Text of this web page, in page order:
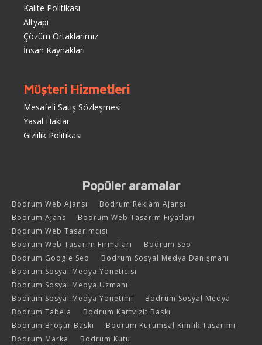
Kalite Politikası
Altyapı
Çözüm Ortaklarımız
İnsan Kaynakları
Müşteri Hizmetleri
Mesafeli Satış Sözleşmesi
Yasal Haklar
Gizlilik Politikası
Popüler aramalar
Bodrum Web Ajansı
Bodrum Reklam Ajansı
Bodrum Ajans
Bodrum Web Tasarım Fiyatları
Bodrum Web Tasarımcısı
Bodrum Web Tasarım Firmaları
Bodrum Seo
Bodrum Google Seo
Bodrum Sosyal Medya Danışmanı
Bodrum Sosyal Medya Yöneticisi
Bodrum Sosyal Medya Uzmanı
Bodrum Sosyal Medya Yönetimi
Bodrum Sosyal Medya
Bodrum Tabela
Bodrum Kartvizit Baskı
Bodrum Broşür Baskı
Bodrum Kurumsal Kimlik Tasarımı
Bodrum Marka
Bodrum Kutu